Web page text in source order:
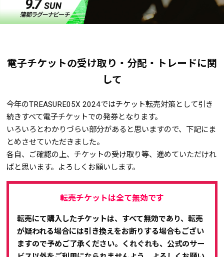
電子チケットの受け取り・分配・トレードに関
して
今年のTREASURE05X 2024ではチケット転売対策として引き
続きすべて電子チケットでの発券となります。
いろいろとわかりづらい部分があると思いますので、下記にま
とめさせていただきました。
各自、ご確認の上、チケットの受け取り等、進めていただけれ
ばと思います。よろしくお願いします。
転売チケットは全て無効です
転売にて購入したチケットは、すべて無効であり、転売
が疑われる場合には引き換えをお断りする場合もござい
ますので予めご了承ください。
くれぐれも、公式のサー